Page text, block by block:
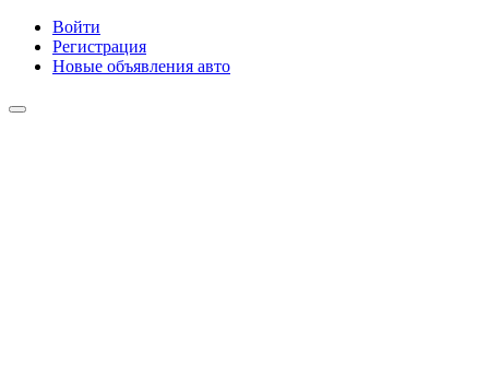
Войти
Регистрация
Новые объявления авто